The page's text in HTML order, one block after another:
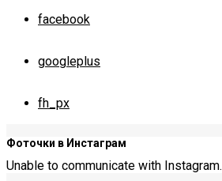
facebook
googleplus
fh_px
Фоточки в Инстаграм
Unable to communicate with Instagram.